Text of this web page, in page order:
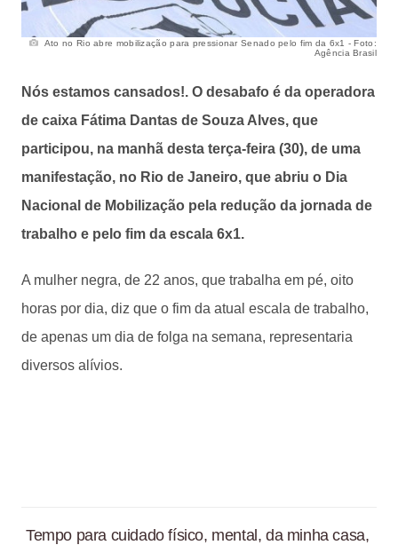
Ato no Rio abre mobilização para pressionar Senado pelo fim da 6x1 - Foto:
Agência Brasil
Nós estamos cansados!. O desabafo é da operadora
de caixa Fátima Dantas de Souza Alves, que
participou, na manhã desta terça-feira (30), de uma
manifestação, no Rio de Janeiro, que abriu o Dia
Nacional de Mobilização pela redução da jornada de
trabalho e pelo fim da escala 6x1.
A mulher negra, de 22 anos, que trabalha em pé, oito
horas por dia, diz que o fim da atual escala de trabalho,
de apenas um dia de folga na semana, representaria
diversos alívios.
Tempo para cuidado físico, mental, da minha casa,